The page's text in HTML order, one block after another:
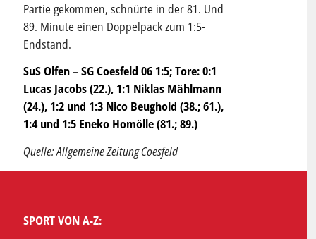
Partie gekommen, schnürte in der 81. Und
89. Minute einen Doppelpack zum 1:5-
Endstand.
SuS Olfen – SG Coesfeld 06 1:5; Tore: 0:1
Lucas Jacobs (22.), 1:1 Niklas Mählmann
(24.), 1:2 und 1:3 Nico Beughold (38.; 61.),
1:4 und 1:5 Eneko Homölle (81.; 89.)
Quelle: Allgemeine Zeitung Coesfeld
SPORT VON A-Z: